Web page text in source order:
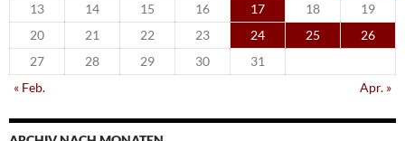
13
14 15 16 17 18
19
20
21 22 23 24 25
26
27
28 29 30
31
« Feb.
Apr. »